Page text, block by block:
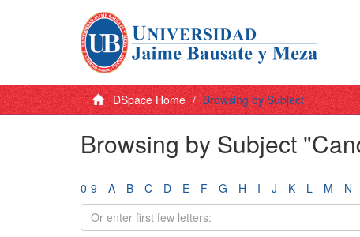
DSpace Home Browsing by Subject
Browsing by Subject
0-9 A B C D E F G H I J K L M N